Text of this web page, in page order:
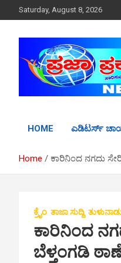
k
Saturday, August 8, 2026
HOME ಎಡಿಟರ್ಸ್
Home ಕಾರಿನಿಂದ ನಗದು
ಕ್ರೈಂ ತಾಜಾ ಸುದ್ದಿ
ಕಾರಿನಿಂದ
ಬೆಳ್ತಂಗಡಿ